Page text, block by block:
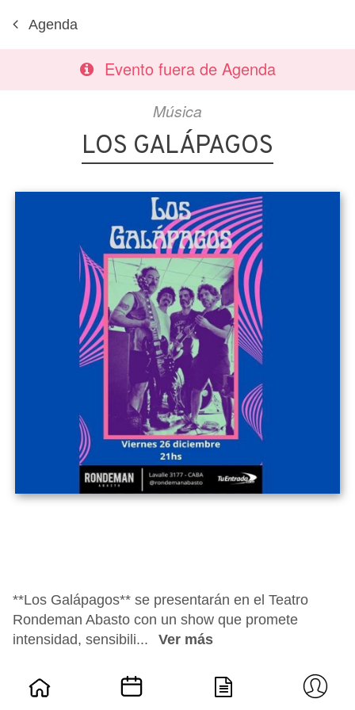
Agenda
Evento fuera de Agenda
Música
LOS GALÁPAGOS
**Los Galápagos** se presentarán en el Teatro
Rondeman Abasto con un show que promete
intensidad, sensibili...
Ver más